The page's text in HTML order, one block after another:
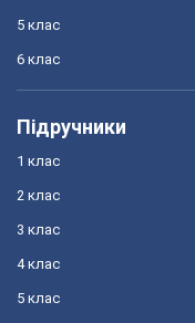
5 клас
6 клас
Підручники
1 клас
2 клас
3 клас
4 клас
5 клас